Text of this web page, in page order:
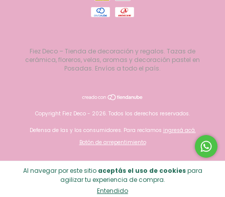
Al navegar por este sitio aceptás el uso de cookiespara
agilizar tu experiencia de compra.
Entendido
Fiez Deco – Tienda de decoración y regalos. Tazas de
cerámica, floreros, velas, aromas y decoración pastel en
Posadas. Envíos a todo el país.
Copyright Fiez Deco - 2026. Todos los derechos reservados.
Defensa de las y los consumidores. Para reclamos ingresá acá.
Botón de arrepentimiento